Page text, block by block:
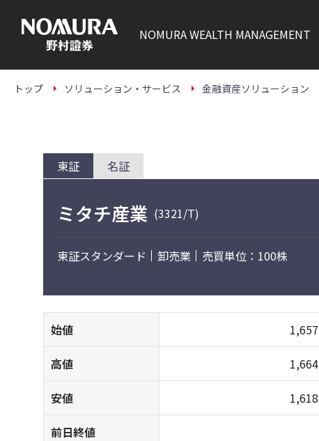
本
NOMURAWEALTH MANAGEMENT
トップ ソリューション・サービス 金融資産ソリューション
東証 名証
ミタチ産業 (3321/T)
東証スタンダード 卸売業 売買単位：100株
始値 1,657
高値 1,664
安値 1,618
前日終値